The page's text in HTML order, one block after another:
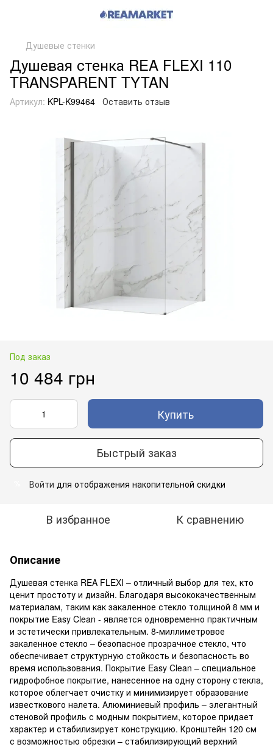
Душевые стенки
Душевая стенка REA FLEXI 110
TRANSPARENT TYTAN
Артикул: KPL-K99464 Оставить отзыв
Под заказ
10 484 грн
Купить
Быстрый заказ
Войти для отображения накопительной скидки
В избранное К сравнению
Описание
Душевая стенка REA FLEXI – отличный выбор для тех, кто
ценит простоту и дизайн. Благодаря высококачественным
материалам, таким как закаленное стекло толщиной 8 мм и
покрытие Easy Clean - является одновременно практичным
и эстетически привлекательным. 8-миллиметровое
закаленное стекло – безопасное прозрачное стекло, что
обеспечивает структурную стойкость и безопасность во
время использования. Покрытие Easy Clean – специальное
гидрофобное покрытие, нанесенное на одну сторону стекла,
которое облегчает очистку и минимизирует образование
известкового налета. Алюминиевый профиль – элегантный
стеновой профиль с модным покрытием, которое придает
характер и стабилизирует конструкцию. Кронштейн 120 см
с возможностью обрезки – стабилизирующий верхний